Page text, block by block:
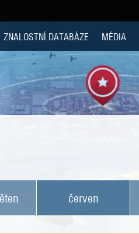
ZNALOSTNÍ DATABÁZE MÉDIA
červen